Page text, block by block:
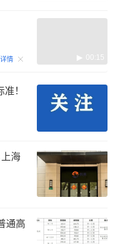
情 00:15
！
海
通高